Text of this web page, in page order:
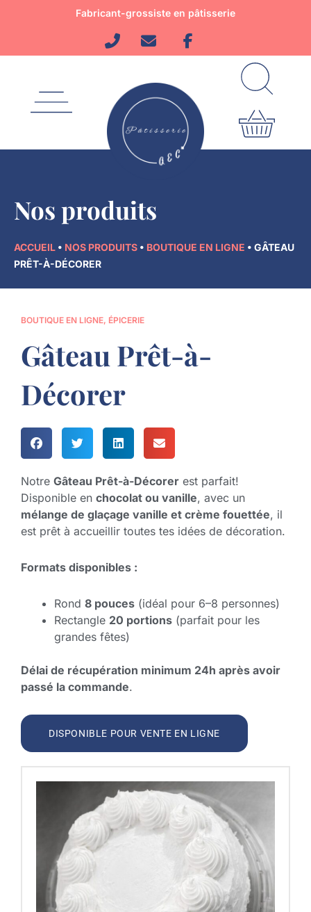
Fabricant-grossiste en pâtisserie
Nos produits
ACCUEIL • NOS PRODUITS • BOUTIQUE EN LIGNE • GÂTEAU
PRÊT-À-DÉCORER
BOUTIQUE EN LIGNE, ÉPICERIE
Gâteau Prêt-à-
Décorer
Notre Gâteau Prêt-à-Décorer est parfait!
Disponible en chocolat ou vanille, avec un
mélange de glaçage vanille et crème fouettée, il
est prêt à accueillir toutes tes idées de décoration.
Formats disponibles :
Rond 8 pouces (idéal pour 6–8 personnes)
Rectangle 20 portions (parfait pour les
grandes fêtes)
Délai de récupération minimum 24h après avoir
passé la commande.
DISPONIBLE POUR VENTE EN LIGNE